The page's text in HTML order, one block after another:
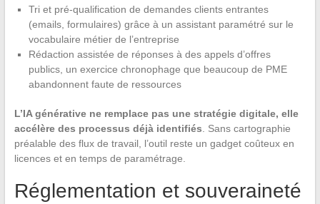
Tri et pré-qualification de demandes clients entrantes
(emails, formulaires) grâce à un assistant paramétré sur le
vocabulaire métier de l’entreprise
Rédaction assistée de réponses à des appels d’offres
publics, un exercice chronophage que beaucoup de PME
abandonnent faute de ressources
L’IA générative ne remplace pas une stratégie digitale, elle
accélère des processus déjà identifiés . Sans cartographie
préalable des flux de travail, l’outil reste un gadget coûteux en
licences et en temps de paramétrage.
Réglementation et souveraineté